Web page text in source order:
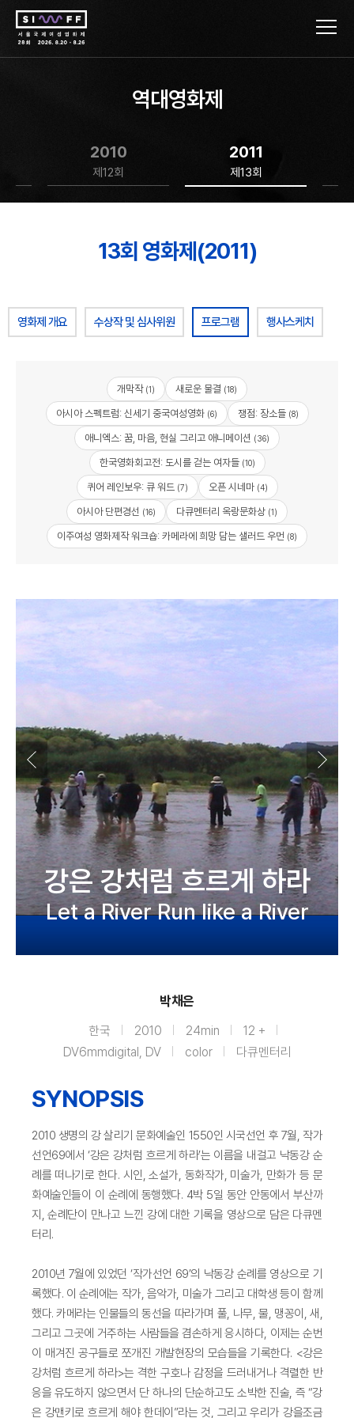
역대영화제
2010
제12회
2011
제13회
13회 영화제(2011)
영화제 개요 수상작 및 심사위원 프로그램 행사스케치
개막작(1) 새로운 물결 (18)
아시아 스펙트럼: 신세기 중국여성영화(6) 쟁점: 장소들(8)
애니엑스: 꿈, 마음, 현실 그리고 애니메이션 (36)
한국영화회고전: 도시를 걷는 여자들(10)
퀴어 레인보우: 큐 워드(7) 오픈 시네마(4)
아시아 단편경선 (16) 다큐멘터리 옥랑문화상 (1)
이주여성 영화제작 워크숍: 카메라에 희망 담는 샐러드 우먼 (8)
강은 강처럼 흐르게 하라
Let a River Run like a River
박채은
한국 2010 24min
12 +
DV6mmdigital, DV
color 다큐멘터리
SYNOPSIS
2010 생명의 강 살리기 문화예술인 1550인 시국선언 후 7월, 작가
선언69에서 ‘강은 강처럼 흐르게 하라’는 이름을 내걸고 낙동강 순
례를 떠나기로 한다. 시인, 소설가, 동화작가, 미술가, 만화가 등 문
화예술인들이 이 순례에 동행했다. 4박 5일 동안 안동에서 부산까
지, 순례단이 만나고 느낀 강에 대한 기록을 영상으로 담은 다큐멘
터리.
2010년 7월에 있었던 ‘작가선언 69’의 낙동강 순례를 영상으로 기
록했다. 이 순례에는 작가, 음악가, 미술가 그리고 대학생 등이 함께
했다. 카메라는 인물들의 동선을 따라가며 풀, 나무, 물, 맹꽁이, 새,
그리고 그곳에 거주하는 사람들을 겸손하게 응시하다, 이제는 순번
이 매겨진 공구들로 쪼개진 개발현장의 모습들을 기록한다. <강은
강처럼 흐르게 하라>는 격한 구호나 감정을 드러내거나 격렬한 반
응을 유도하지 않으면서 단 하나의 단순하고도 소박한 진술, 즉 “강
은 강맨키로 흐르게 해야 한데이”라는 것, 그리고 우리가 강을조금